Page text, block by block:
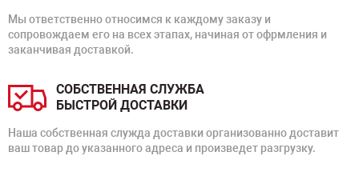
Мы ответственно относимся к каждому заказу и
сопровождаем его на всех этапах, начиная от офрмления и
заканчивая доставкой.
СОБСТВЕННАЯ СЛУЖБА
БЫСТРОЙ ДОСТАВКИ
Наша собственная служда доставки организованно доставит
ваш товар до указанного адреса и произведет разгрузку.